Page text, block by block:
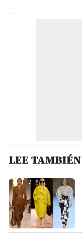
LEE TAMBIÉN